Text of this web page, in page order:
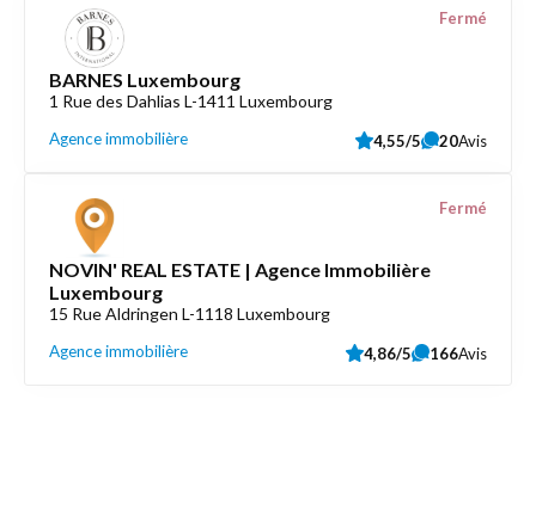
BARNES Luxembourg
1 Rue des Dahlias L-1411 Luxembourg
Agence immobilière
Fermé
4,55/5 20Avis
NOVIN' REAL ESTATE | Agence Immobilière
Luxembourg
15 Rue Aldringen L-1118 Luxembourg
Agence immobilière
Fermé
4,86/5 166Avis